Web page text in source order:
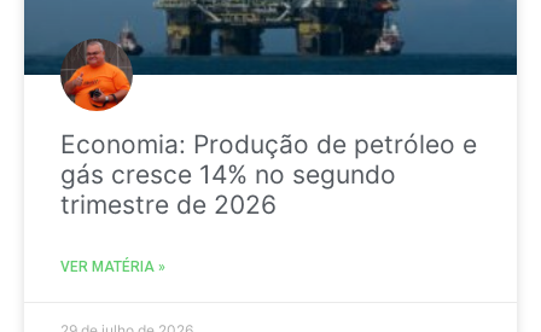
Economia: Produção de petróleo e
gás cresce 14% no segundo
trimestre de 2026
VER MATÉRIA »